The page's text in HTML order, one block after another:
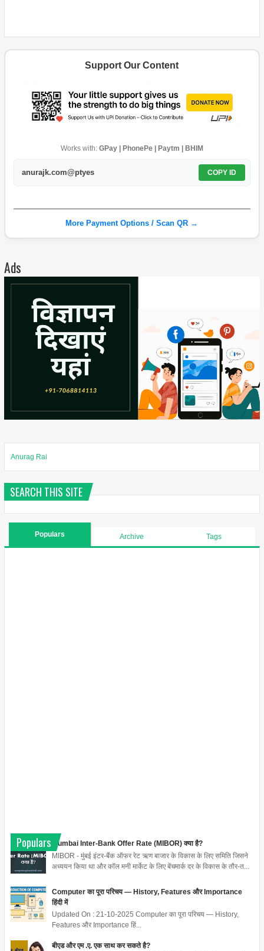
Support Our Content
Works with: GPay | PhonePe | Paytm | BHIM
anurajk.com@ptyes COPY ID
More Payment Options / Scan QR →
Ads
Anurag Rai
SEARCH THIS SITE
Populars Archive Tags
Populars
Mumbai Inter-Bank Offer Rate (MIBOR) क्या है?
MIBOR - मुंबई इंटर-बैंक ऑफर रेट ऋण बाजार के विकास के लिए समिति जिसने
अध्ययन किया था और कॉल मनी मार्केट के लिए बेंचमार्क दर के विकास के तौर-त...
Computer का पूरा परिचय — History, Features और Importance
हिंदी में
Updated On : 21-10-2025 Computer का पूरा परिचय — History,
Features और Importance हिं...
बीएड और एम .ए. एक साथ कर सकते है?